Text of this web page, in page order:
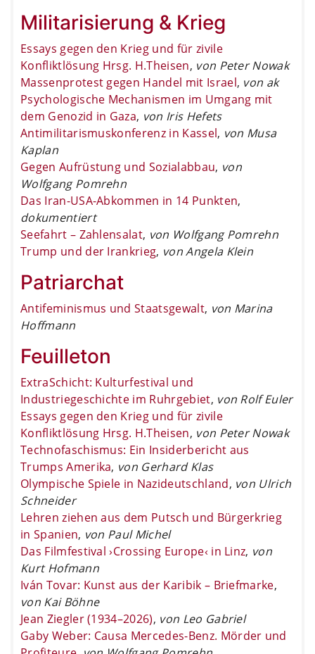
Militarisierung & Krieg
Essays gegen den Krieg und für zivile
Konfliktlösung Hrsg. H.Theisen, von Peter Nowak
Massenprotest gegen Handel mit Israel, von ak
Psychologische Mechanismen im Umgang mit
dem Genozid in Gaza, von Iris Hefets
Antimilitarismuskonferenz in Kassel, von Musa
Kaplan
Gegen Aufrüstung und Sozialabbau, von
Wolfgang Pomrehn
Das Iran-USA-Abkommen in 14 Punkten,
dokumentiert
Seefahrt – Zahlensalat, von Wolfgang Pomrehn
Trump und der Irankrieg, von Angela Klein
Patriarchat
Antifeminismus und Staatsgewalt, von Marina
Hoffmann
Feuilleton
ExtraSchicht: Kulturfestival und
Industriegeschichte im Ruhrgebiet, von Rolf Euler
Essays gegen den Krieg und für zivile
Konfliktlösung Hrsg. H.Theisen, von Peter Nowak
Technofaschismus: Ein Insiderbericht aus
Trumps Amerika, von Gerhard Klas
Olympische Spiele in Nazideutschland, von Ulrich
Schneider
Lehren ziehen aus dem Putsch und Bürgerkrieg
in Spanien, von Paul Michel
Das Filmfestival ›Crossing Europe‹ in Linz, von
Kurt Hofmann
Iván Tovar: Kunst aus der Karibik – Briefmarke,
von Kai Böhne
Jean Ziegler (1934–2026), von Leo Gabriel
Gaby Weber: Causa Mercedes-Benz. Mörder und